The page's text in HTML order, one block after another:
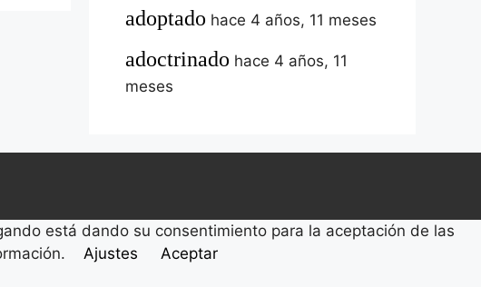
adoptado hace 4 años, 11 meses
adoctrinado hace 4 años, 11
meses
está dando su consentimiento para la aceptación de las
Ajustes
Aceptar